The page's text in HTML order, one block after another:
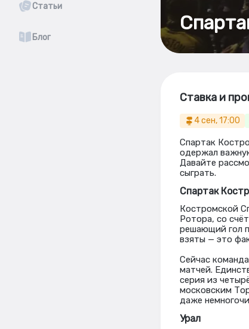
Статьи
Блог
Ставка и
4 сен, 17:00
Спартак
одержал
Давайте
сыграть.
Спартак
Костромской
Ротора, со
решающий гол
взяты — это
Сейчас
матчей.
серия из
московским
даже
Урал